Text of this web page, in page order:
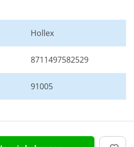
Hollex
8711497582529
91005